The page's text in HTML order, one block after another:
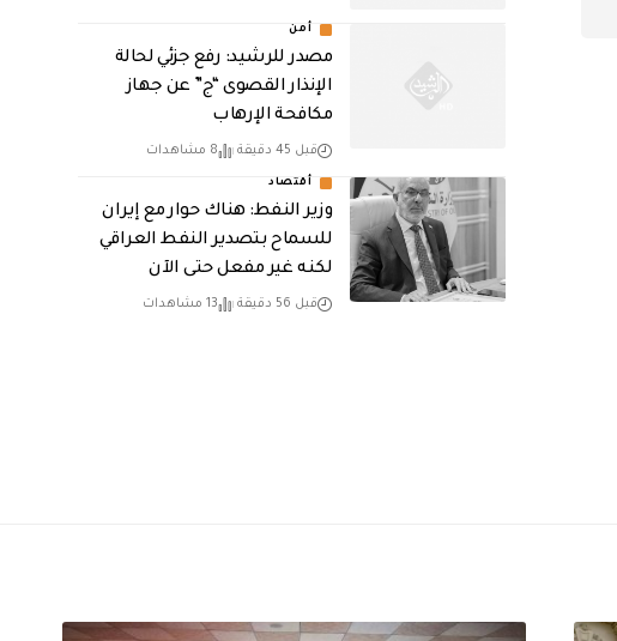
أمن
مصدر للرشيد: رفع جزئي لحالة
الإنذار القصوى “ج” عن جهاز
مكافحة الإرهاب
قبل 45 دقيقة 8 مشاهدات
أقتصاد
وزير النفط: هناك حوار مع إيران
للسماح بتصدير النفط العراقي
لكنه غير مفعل حتى الآن
قبل 56 دقيقة 13 مشاهدات